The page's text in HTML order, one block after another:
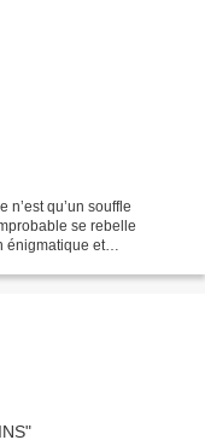
n’est qu’un souffle
se rebelle
énigmatique et